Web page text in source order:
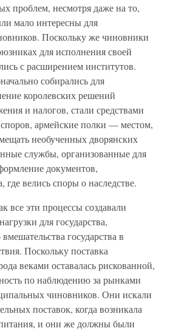
проблем, несмотря даже на то,
мало интересны для
Поскольку же чиновники
для исполнения своей
с расширением институтов.
собирались для
королевских решений
и налогов, стали средствами
армейские полки — местом,
необученных дворянских
службы, организованные для
документов,
где велись споры о наследстве.
все эти процессы создавали
для государства,
государства в
Поскольку поставка
веками оставалась рискованной,
по наблюдению за рынками
чиновников. Они искали
поставок, когда возникала
и они же должны были